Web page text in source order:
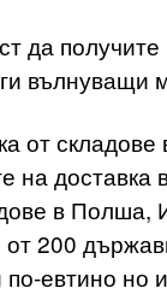
да
вълнуващи
от складове
на доставка
в
от 200
евтино но